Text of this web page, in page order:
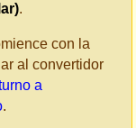
.
con la
al convertidor
a
.